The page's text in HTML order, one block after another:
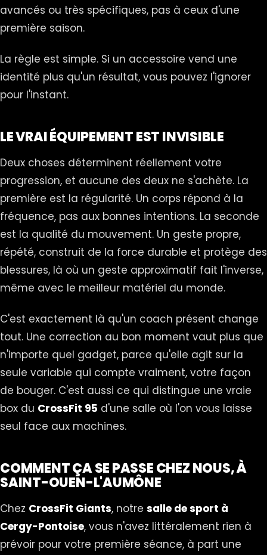
avancés ou très spécifiques, pas à ceux d'une
première saison.
La règle est simple. Si un accessoire vend une
identité plus qu'un résultat, vous pouvez l'ignorer
pour l'instant.
LE VRAI ÉQUIPEMENT EST INVISIBLE
Deux choses déterminent réellement votre
progression, et aucune des deux ne s'achète. La
première est la régularité. Un corps répond à la
fréquence, pas aux bonnes intentions. La seconde
est la qualité du mouvement. Un geste propre,
répété, construit de la force durable et protège des
blessures, là où un geste approximatif fait l'inverse,
même avec le meilleur matériel du monde.
C'est exactement là qu'un coach présent change
tout. Une correction au bon moment vaut plus que
n'importe quel gadget, parce qu'elle agit sur la
seule variable qui compte vraiment, votre façon
de bouger. C'est aussi ce qui distingue une vraie
box du CrossFit 95 d'une salle où l'on vous laisse
seul face aux machines.
COMMENT ÇA SE PASSE CHEZ NOUS, À
SAINT-OUEN-L'AUMÔNE
Chez CrossFit Giants, notre salle de sport à
Cergy-Pontoise, vous n'avez littéralement rien à
prévoir pour votre première séance, à part une